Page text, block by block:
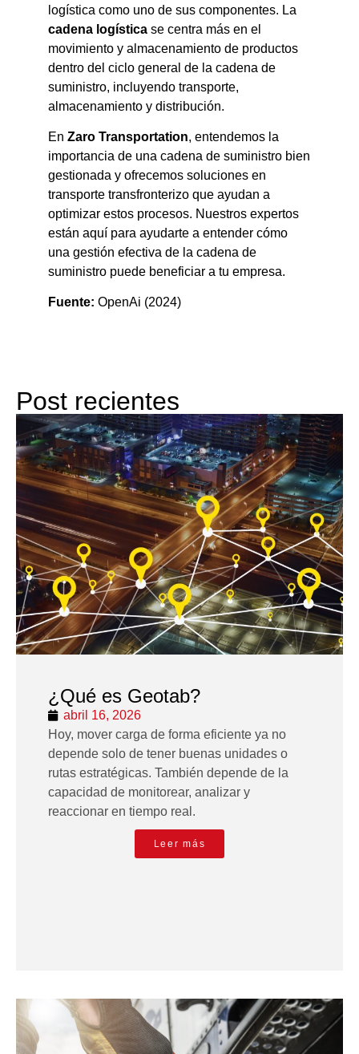
logística como uno de sus componentes. La
cadena logística se centra más en el
movimiento y almacenamiento de productos
dentro del ciclo general de la cadena de
suministro, incluyendo transporte,
almacenamiento y distribución.
En Zaro Transportation, entendemos la
importancia de una cadena de suministro bien
gestionada y ofrecemos soluciones en
transporte transfronterizo que ayudan a
optimizar estos procesos. Nuestros expertos
están aquí para ayudarte a entender cómo
una gestión efectiva de la cadena de
suministro puede beneficiar a tu empresa.
Fuente: OpenAi (2024)
Post recientes
¿Qué es Geotab?
abril 16, 2026
Hoy, mover carga de forma eficiente ya no
depende solo de tener buenas unidades o
rutas estratégicas. También depende de la
capacidad de monitorear, analizar y
reaccionar en tiempo real.
Leer más